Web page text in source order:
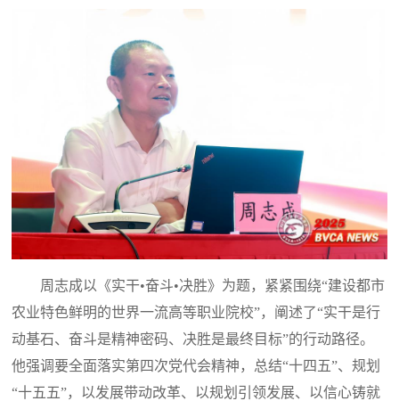
周志成以《实干•奋斗•决胜》为题，紧紧围绕“建设都市
农业特色鲜明的世界一流高等职业院校”，阐述了“实干是行
动基石、奋斗是精神密码、决胜是最终目标”的行动路径。
他强调要全面落实第四次党代会精神，总结“十四五”、规划
“十五五”，以发展带动改革、以规划引领发展、以信心铸就